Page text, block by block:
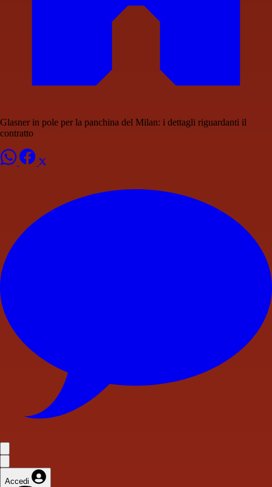
Glasner in pole per la panchina del Milan: i dettagli riguardanti il
contratto
Accedi